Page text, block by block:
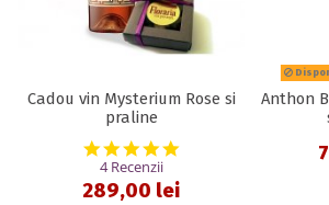
Cadou vin Mysterium Rose si
praline
5.0 star rating
4 Recenzii
289,00 lei
Anthon